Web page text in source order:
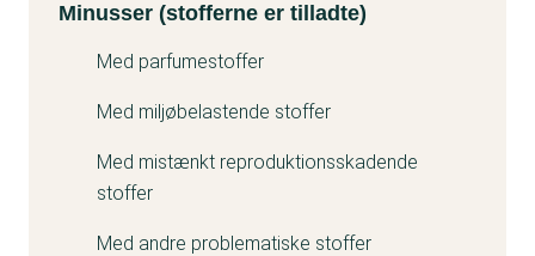
Minusser (stofferne er tilladte)
Med parfumestoffer
Med miljøbelastende stoffer
Med mistænkt reproduktionsskadende
stoffer
Med andre problematiske stoffer